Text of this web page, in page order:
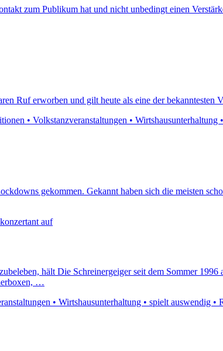
zum Publikum hat und nicht unbedingt einen
Ruf erworben und gilt heute als eine der bekanntesten
• Volkstanzveranstaltungen • Wirtshausunterhaltung
gekommen. Gekannt haben sich die meisten
auf
hält Die Schreinergeiger seit dem Sommer 1996
…
• Wirtshausunterhaltung • spielt auswendig •